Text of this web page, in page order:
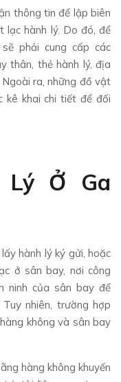
thông tin để lập biên
hành lý. Do đó, để
phải cung cấp các
thân, thẻ hành lý, địa
ra, những đồ vật
kê khai chi tiết để đối
Lý Ở Ga
hành lý ký gửi, hoặc
ở sân bay, nơi công
ninh của sân bay để
nhiên, trường hợp
không và sân bay
hàng không khuyến